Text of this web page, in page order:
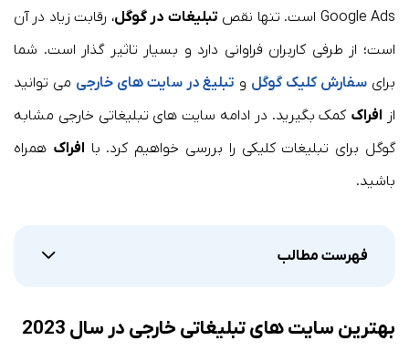
Google Ads است. تنها نقص
تبلیغات در گوگل، رقابت زیاد در آن
است؛ از طرفی کاربران فراوانی دارد و بسیار تاثیر گذار است. شما
برای سفارش کلیک گوگل و تبلیغ در سایت های خارجی می توانید
از افراک کمک بگیرید. در ادامه سایت های تبلیغاتی خارجی مشابه
گوگل برای تبلیغات کلیکی را بررسی خواهیم کرد. با افراک همراه
باشید.
فهرست مطالب
بهترین سایت های تبلیغاتی خارجی در سال 2023